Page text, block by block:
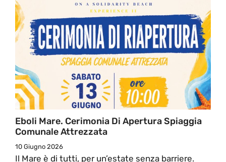
Eboli Mare. Cerimonia Di Apertura Spiaggia
Comunale Attrezzata
10 Giugno 2026
Il Mare è di tutti, per un’estate senza barriere.